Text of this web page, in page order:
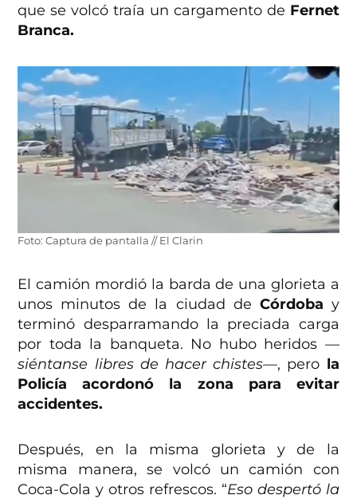
que se volcó traía un cargamento de Fernet
Branca.
Foto: Captura de pantalla // El Clarin
El camión mordió la barda de una glorieta a
unos minutos de la ciudad de Córdoba y
terminó desparramando la preciada carga
por toda la banqueta. No hubo heridos —
siéntanse libres de hacer chistes—, pero la
Policía acordonó la zona para evitar
accidentes.
Después, en la misma glorieta y de la
misma manera, se volcó un camión con
Coca-Cola y otros refrescos. “Eso despertó la